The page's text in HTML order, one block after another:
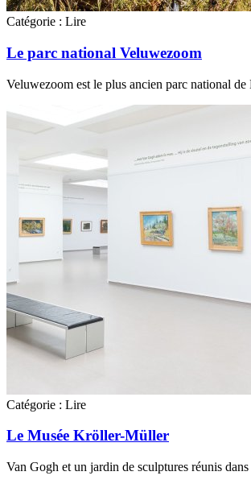
Catégorie : Lire
Le parc national Veluwezoom
Veluwezoom est le plus ancien parc national de
Catégorie : Lire
Le Musée Kröller-Müller
Van Gogh et un jardin de sculptures réunis